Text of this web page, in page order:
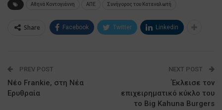
Αθηνά Κοντογιάννη ΑΠΕ Συνήγορος του Καταναλωτή
Share Facebook Twitter Linkedin
PREV POST
Νέο Frankie, στη Νέα
Ερυθραία
NEXT POST
Έκλεισε τον
επιχειρηματικό κύκλο του
το Big Kahuna Burgers